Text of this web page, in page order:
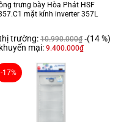
trưng bày Hòa Phát HSF
mặt kính inverter 357L
trường: 10.990.000₫ (14 %)
mại: 9.400.000₫
-17%